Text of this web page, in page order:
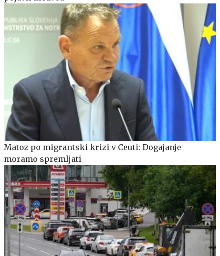
Matoz po migrantski krizi v Ceuti: Dogajanje
moramo spremljati